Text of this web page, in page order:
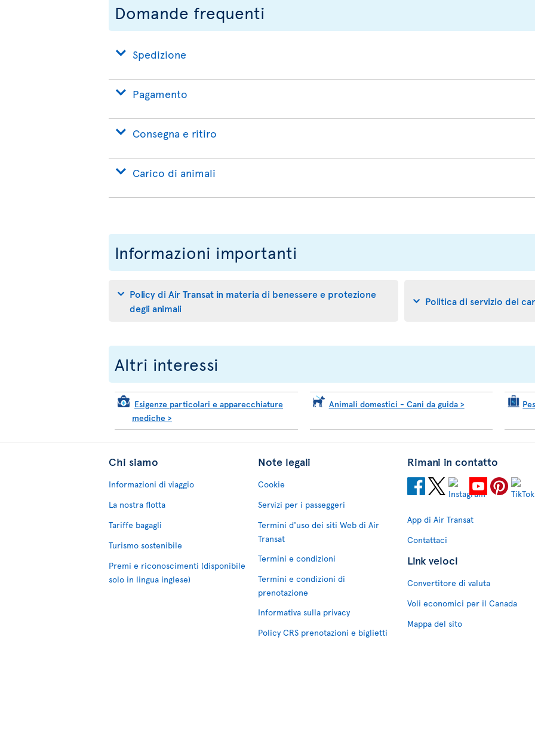
Domande frequenti
Spedizione
Pagamento
Consegna e ritiro
Carico di animali
Informazioni importanti
Policy di Air Transat in materia di benessere e protezione
degli animali
Politica di servizio del
Altri interessi
Esigenze particolari e apparecchiature
mediche >
Animali domestici - Cani da guida >
Chi siamo
Informazioni di viaggio
La nostra flotta
Tariffe bagagli
Turismo sostenibile
Premi e riconoscimenti (disponibile
solo in lingua inglese)
Note legali
Cookie
Servizi per i passeggeri
Termini d'uso dei siti Web di Air
Transat
Termini e condizioni
Termini e condizioni di
prenotazione
Informativa sulla privacy
Policy CRS prenotazioni e biglietti
Rimani in contatto
App di Air Transat
Contattaci
Link veloci
Convertitore di valuta
Voli economici per il Canada
Mappa del sito